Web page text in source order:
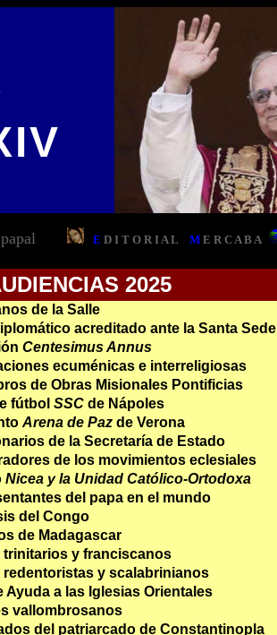
E D I T O R I A L M E R C A B A
2025
de la Salle
acreditado ante la Santa Sede
Centesimus Annus
ecuménicas e interreligiosas
de Obras Misionales Pontificias
fútbol SSC de Nápoles
Arena de Paz de Verona
de la Secretaría de Estado
de los movimientos eclesiales
Nicea y la Unidad Católico-Ortodoxa
del papa en el mundo
del Congo
de Madagascar
trinitarios y franciscanos
redentoristas y scalabrinianos
Ayuda a las Iglesias Orientales
vallombrosanos
del patriarcado de Constantinopla